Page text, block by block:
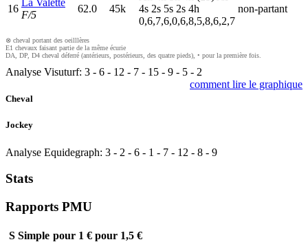
16
La Valette
F/5
62.0 45k
4s 2s 5s 2s 4h
0,6,7,6,0,6,8,5,8,6,2,7
non-partant
⊗ cheval portant des oeilllères
E1 chevaux faisant partie de la même écurie
DA, DP, D4 cheval déferré (antérieurs, postérieurs, des quatre pieds), • pour la première fois.
Analyse Visuturf: 3 - 6 - 12 - 7 - 15 - 9 - 5 - 2
comment lire le graphique
Cheval
Jockey
Analyse Equidegraph: 3 - 2 - 6 - 1 - 7 - 12 - 8 - 9
Stats
Rapports PMU
SSimple pour 1 € pour 1,5 €